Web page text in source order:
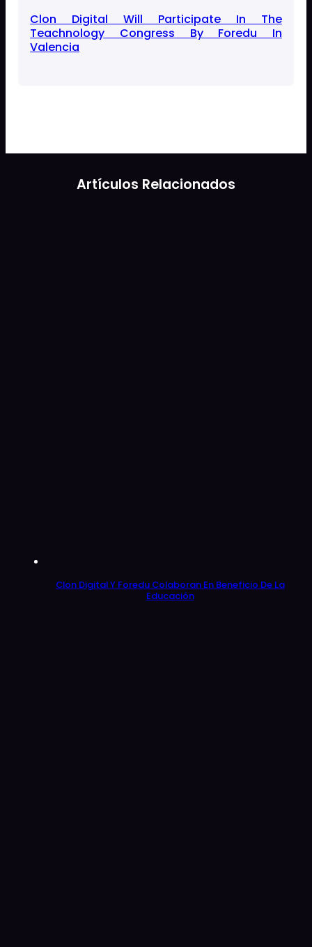
Clon Digital Will Participate In The
Teachnology Congress By Foredu In
Valencia
Artículos Relacionados
Clon Digital Y Foredu Colaboran En Beneficio De La
Educación